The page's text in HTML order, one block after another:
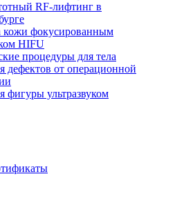
RF-лифтинг в
кожи фокусированным
HIFU
процедуры для тела
дефектов от операционной
фигуры ультразвуком